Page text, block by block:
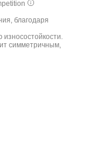
благодаря
симметричным,